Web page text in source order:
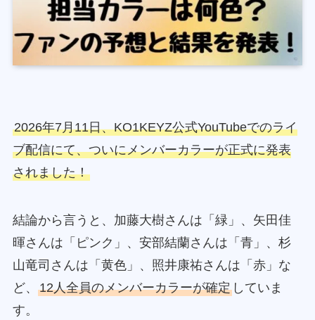
2026年7月11日、KO1KEYZ公式YouTubeでのライ
ブ配信にて、ついにメンバーカラーが正式に発表
されました！
結論から言うと、加藤大樹さんは「緑」、矢田佳
暉さんは「ピンク」、安部結蘭さんは「青」、杉
山竜司さんは「黄色」、照井康祐さんは「赤」な
ど、 12人全員のメンバーカラーが確定していま
す。